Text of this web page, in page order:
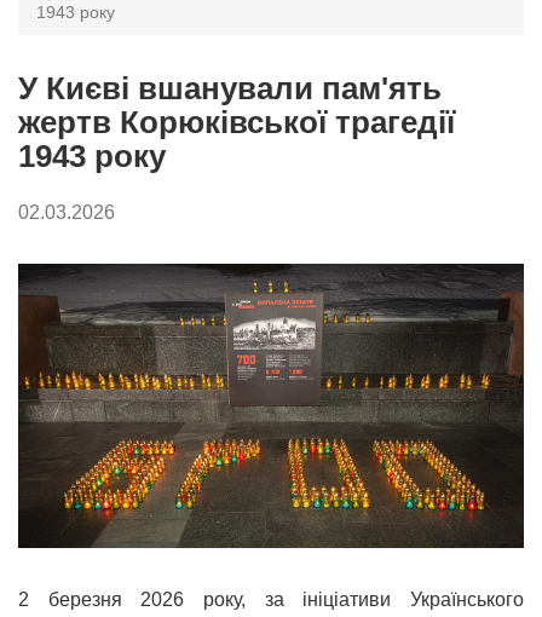
1943 року
У Києві вшанували пам'ять
жертв Корюківської трагедії
1943 року
02.03.2026
2 березня 2026 року, за ініціативи Українського